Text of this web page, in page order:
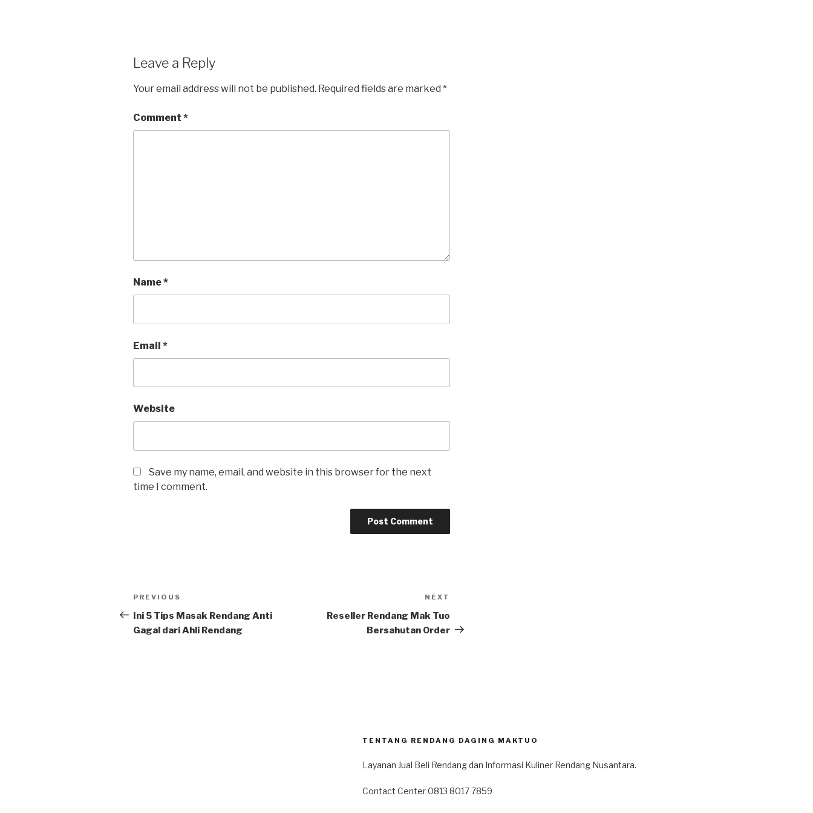
Leave a Reply
Your email address will not be published. Required fields are marked *
Comment *
Name*
Email *
Website
Save my name, email, and website in this browser for the next
time I comment.
PREVIOUS
Ini 5 Tips Masak Rendang Anti
Gagal dari Ahli Rendang
NEXT
Reseller Rendang Mak Tuo
Bersahutan Order
TENTANG RENDANG DAGING MAKTUO
Layanan Jual Beli Rendang dan Informasi Kuliner Rendang Nusantara.
Contact Center 0813 8017 7859